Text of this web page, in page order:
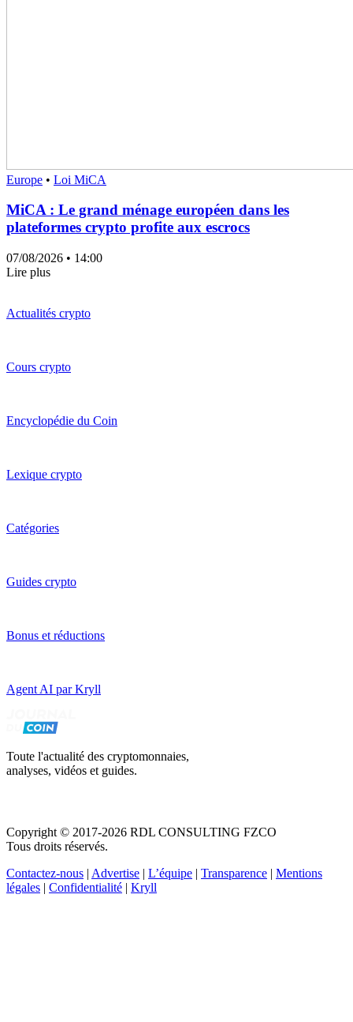
Europe • Loi MiCA
MiCA : Le grand ménage européen dans les
plateformes crypto profite aux escrocs
07/08/2026 • 14:00
Lire plus
Actualités crypto
Cours crypto
Encyclopédie du Coin
Lexique crypto
Catégories
Guides crypto
Bonus et réductions
Agent AI par Kryll
Toute l'actualité des cryptomonnaies,
analyses, vidéos et guides.
Copyright © 2017-2026 RDL CONSULTING FZCO
Tous droits réservés.
Contactez-nous | Advertise | L’équipe | Transparence | Mentions
légales | Confidentialité | Kryll